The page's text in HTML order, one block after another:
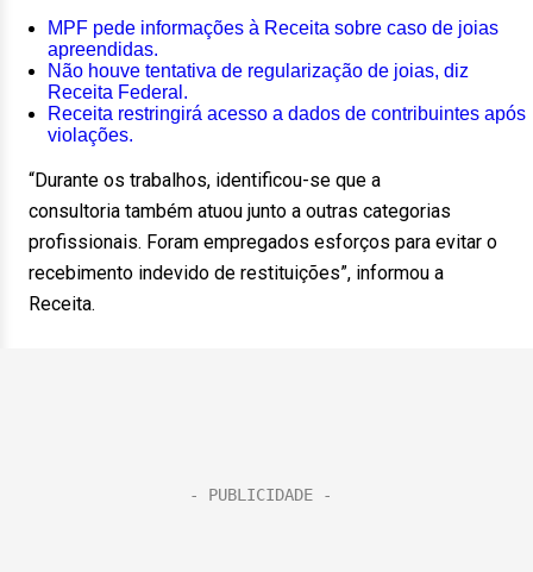
MPF pede informações à Receita sobre caso de joias
apreendidas.
Não houve tentativa de regularização de joias, diz
Receita Federal.
Receita restringirá acesso a dados de contribuintes após
violações.
“Durante os trabalhos, identificou-se que a
consultoria também atuou junto a outras categorias
profissionais. Foram empregados esforços para evitar o
recebimento indevido de restituições”, informou a
Receita.